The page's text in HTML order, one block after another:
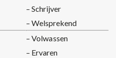
– Schrijver
– Welsprekend
– Volwassen
– Ervaren